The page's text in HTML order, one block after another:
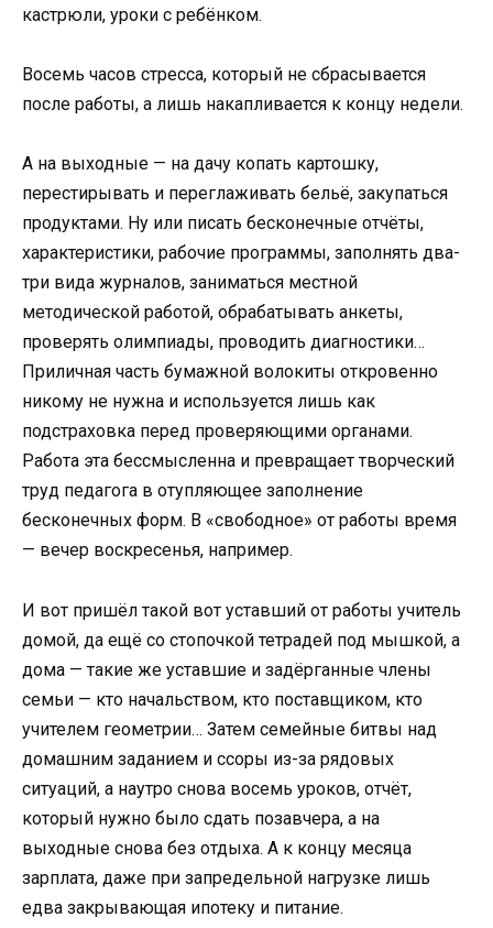
кастрюли, уроки с ребёнком.
Восемь часов стресса, который не сбрасывается
после работы, а лишь накапливается к концу недели.
А на выходные — на дачу копать картошку,
перестирывать и переглаживать бельё, закупаться
продуктами. Ну или писать бесконечные отчёты,
характеристики, рабочие программы, заполнять два-
три вида журналов, заниматься местной
методической работой, обрабатывать анкеты,
проверять олимпиады, проводить диагностики…
Приличная часть бумажной волокиты откровенно
никому не нужна и используется лишь как
подстраховка перед проверяющими органами.
Работа эта бессмысленна и превращает творческий
труд педагога в отупляющее заполнение
бесконечных форм. В «свободное» от работы время
— вечер воскресенья, например.
И вот пришёл такой вот уставший от работы учитель
домой, да ещё со стопочкой тетрадей под мышкой, а
дома — такие же уставшие и задёрганные члены
семьи — кто начальством, кто поставщиком, кто
учителем геометрии… Затем семейные битвы над
домашним заданием и ссоры из-за рядовых
ситуаций, а наутро снова восемь уроков, отчёт,
который нужно было сдать позавчера, а на
выходные снова без отдыха. А к концу месяца
зарплата, даже при запредельной нагрузке лишь
едва закрывающая ипотеку и питание.